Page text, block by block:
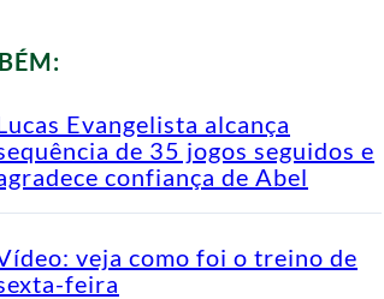
Evangelista alcança
de 35 jogos seguidos e
confiança de Abel
veja como foi o treino de
feira